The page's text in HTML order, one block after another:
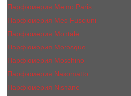
Парфюмерия Memo Paris
Парфюмерия Meo Fusciuni
Парфюмерия Montale
Парфюмерия Moresque
Парфюмерия Moschino
Парфюмерия Nasomatto
Парфюмерия Nishane